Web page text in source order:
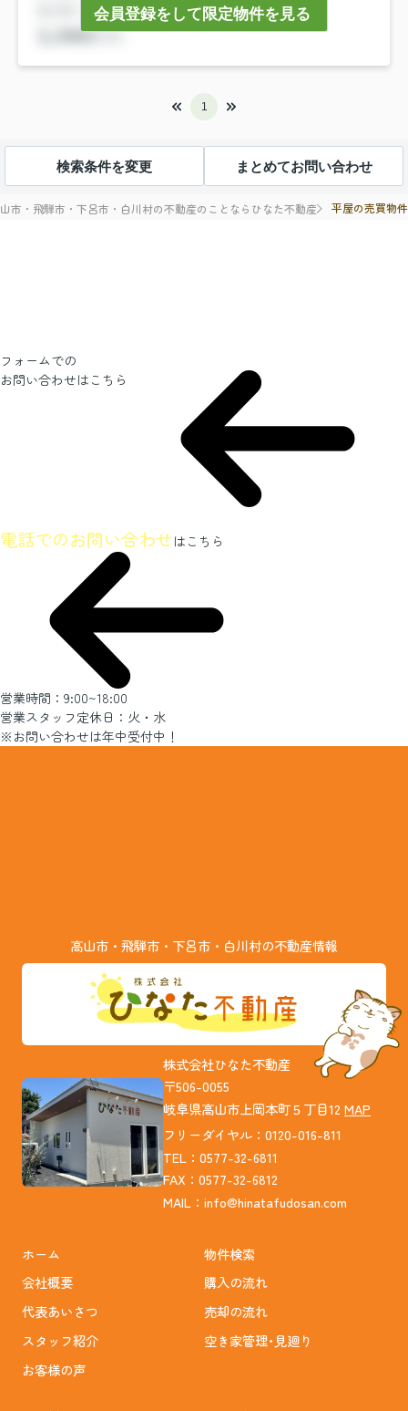
会員登録をして限定物件を見る
1
検索条件を変更 まとめてお問い合わせ
市・飛騨市・下呂市・白川村の不動産のことならひなた不動産 平屋の売買物件
フォームでの
お問い合わせはこちら
電話でのお問い合わせはこちら
営業時間：9:00~18:00
営業スタッフ定休日：火・水
※お問い合わせは年中受付中！
高山市・飛騨市・下呂市・白川村の不動産情報
株式会社ひなた不動産
〒506-0055
岐阜県高山市上岡本町５丁目12MAP
フリーダイヤル：0120-016-811
TEL：0577-32-6811
FAX：0577-32-6812
MAIL：info@hinatafudosan.com
ホーム
会社概要
代表あいさつ
スタッフ紹介
お客様の声
物件検索
購入の流れ
売却の流れ
空き家管理･見廻り